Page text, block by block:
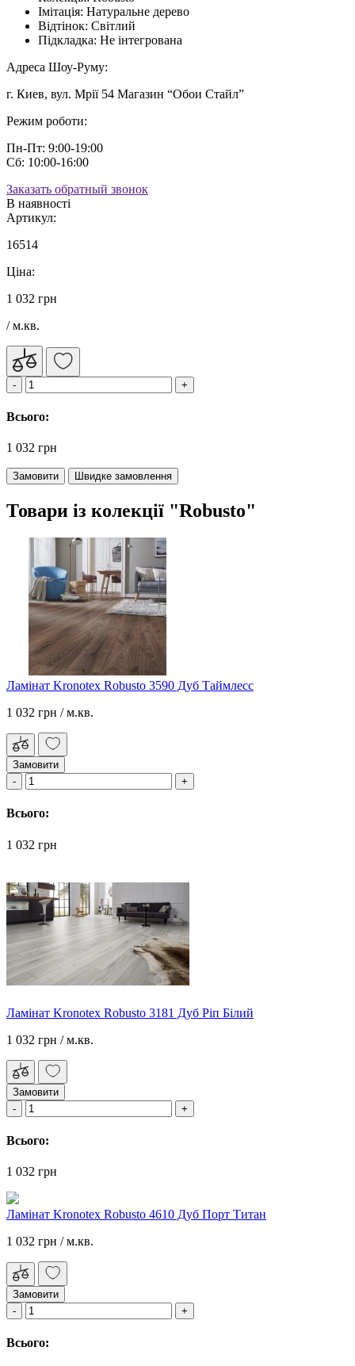
Імітація: Натуральне дерево
Відтінок: Світлий
Підкладка: Не інтегрована
Адреса Шоу-Руму:
г. Киев, вул. Мрії 54 Магазин “Обои Стайл”
Режим роботи:
Пн-Пт: 9:00-19:00
Сб: 10:00-16:00
Заказать обратный звонок
В наявності
Артикул:
16514
Ціна:
1 032 грн
/ м.кв.
Всього:
1 032 грн
Замовити Швидке замовлення
Товари із колекції "Robusto"
Ламінат Kronotex Robusto 3590 Дуб Таймлесс
1 032 грн / м.кв.
Замовити
Всього:
1 032 грн
Ламінат Kronotex Robusto 3181 Дуб Ріп Білий
1 032 грн / м.кв.
Замовити
Всього:
1 032 грн
Ламінат Kronotex Robusto 4610 Дуб Порт Титан
1 032 грн / м.кв.
Замовити
Всього: